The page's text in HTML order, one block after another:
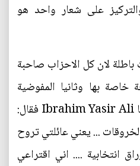
على شعار واحد هو
باطلة لان كل الاحزاب صاحبة
بها وثانيا المفوضية
متكونة من هذه الاحزاب. اما Ibrahim Yasir Ali فقال:
... يعني عائلتي تروح
انتخابية .... اني اقتراعي